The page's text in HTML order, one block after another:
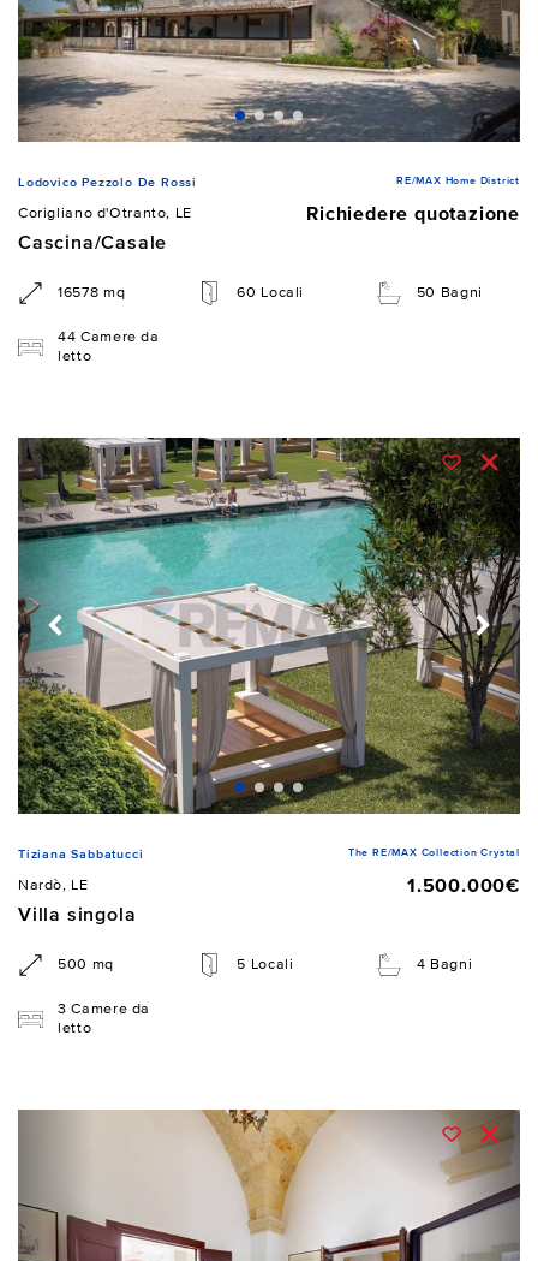
Lodovico Pezzolo De Rossi RE/MAX Home District
Corigliano d'Otranto, LE
Richiedere quotazione
Cascina/Casale
16578 mq 60 Locali 50 Bagni
44 Camere da
letto
Tiziana Sabbatucci The RE/MAX Collection Crystal
Nardò, LE
1.500.000€
Villa singola
500 mq 5 Locali 4 Bagni
3 Camere da
letto